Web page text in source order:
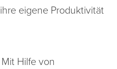
eigene Produktivität
Mit Hilfe von